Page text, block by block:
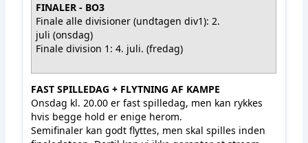
FINALER - BO3
Finale alle divisioner (undtagen div1): 2.
juli (onsdag)
Finale division 1: 4. juli. (fredag)
FAST SPILLEDAG + FLYTNING AF KAMPE
Onsdag kl. 20.00 er fast spilledag, men kan rykkes
hvis begge hold er enige herom.
Semifinaler kan godt flyttes, men skal spilles inden